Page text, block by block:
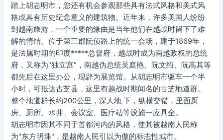
踏上胡志明市，您还有机会参观那些具有法式风格和美式风
格或具有历史纪念意义的建筑物。近年来，许多美国人纷纷
到越南旅游，一个重要的缘由是当年他们在越战时留下了难
解的情结。位于第三郡阮侦路上的统一会场，建于1869年，
是法属时期的印度*****总督府，越战时成为南越政权的总统
府，又称为"独立宫"，南越伪总统吴庭艳、阮文绍、阮高其等
都先后在这里办公，现辟为展览馆。从胡志明市驱车一个半
小时，可抵达古芝县，这里有越战时期闻名的古芝地道群。
整个地道群长约200公里，深人地 下，纵横交错，里面厨
房、厕所、水井、会议室、医疗站等设施一应具全。
胡志明市因其不同于首都河内的风格，使其被越南人民称
为"东方明珠"，是越南人民引以为傲的标志性城市。